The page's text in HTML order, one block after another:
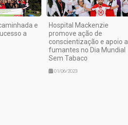
e
a
Hospital Mackenzie
promove ação de
conscientização e apoio a
fumantes no Dia Mundial
Sem Tabaco
01/06/2023